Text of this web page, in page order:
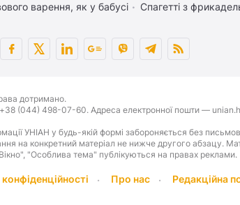
варення, як у бабусі Спагетті з
дотримано.
(044) 498-07-60. Адреса електронної пошти —
УНІАН у будь-якій формі забороняється без
на конкретний матеріал не нижче другого абзацу.
"Особлива тема" публікуються на правах реклами.
Про нас Редакційна